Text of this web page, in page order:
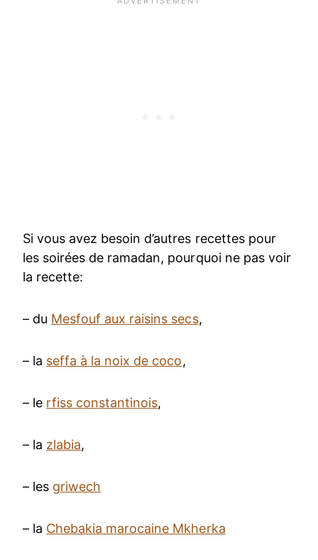
Si vous avez besoin d’autres recettes pour
les soirées de ramadan, pourquoi ne pas voir
la recette:
– du Mesfouf aux raisins secs,
– la seffa à la noix de coco,
– le rfiss constantinois,
– la zlabia,
– les griwech
– la Chebakia marocaine Mkherka